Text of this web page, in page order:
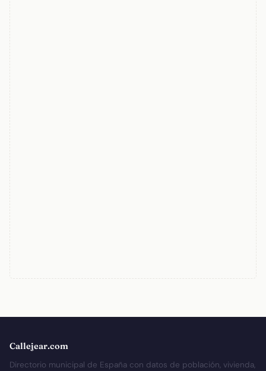
Callejear.com
Directorio municipal de España con datos de población, vivienda,